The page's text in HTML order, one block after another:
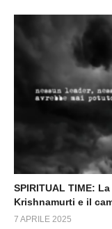
SPIRITUAL TIME:
Krishnamurti e il
7 APRILE 2025